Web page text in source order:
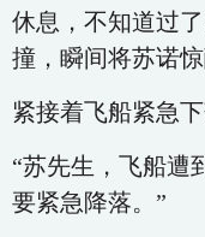
休息，不知道过
撞，瞬间将苏诺惊
紧接着飞船紧急
“苏先生，飞船遭
要紧急降落。”